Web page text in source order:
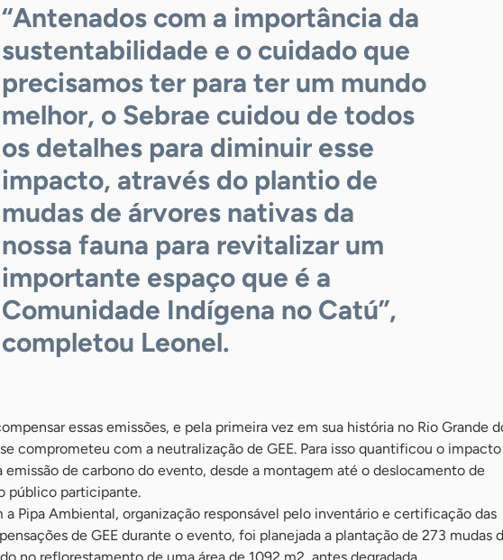
“Antenados com a importância da
sustentabilidade e o cuidado que
precisamos ter para ter um mundo
melhor, o Sebrae cuidou de todos
os detalhes para diminuir esse
impacto, através do plantio de
mudas de árvores nativas da
nossa fauna para revitalizar um
importante espaço que é a
Comunidade Indígena no Catú”,
completou Leonel.
essas emissões, e pela primeira vez em sua história no Rio Grande
comprometeu com a neutralização de GEE. Para isso quantificou o impacto
emissão de carbono do evento, desde a montagem até o deslocamento de
público participante.
a Pipa Ambiental, organização responsável pelo inventário e certificação das
de GEE durante o evento, foi planejada a plantação de 273 mudas